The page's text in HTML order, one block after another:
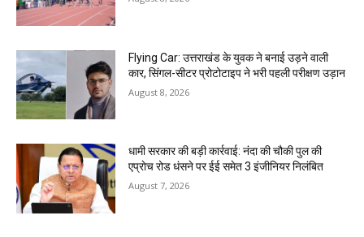
Flying Car: उत्तराखंड के युवक ने बनाई उड़ने वाली
कार, सिंगल-सीटर प्रोटोटाइप ने भरी पहली परीक्षण उड़ान
August 8, 2026
धामी सरकार की बड़ी कार्रवाई: नंदा की चौकी पुल की
एप्राेच रोड धंसने पर ईई समेत 3 इंजीनियर निलंबित
August 7, 2026